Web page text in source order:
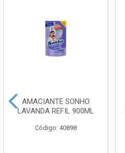
AMACIANTE SONHO
LAVANDA REFIL 900ML
Código: 40898